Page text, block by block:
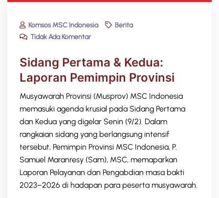
Komsos MSC Indonesia
Berita
Tidak Ada Komentar
Sidang Pertama & Kedua:
Laporan Pemimpin Provinsi​
Musyawarah Provinsi (Musprov) MSC Indonesia
memasuki agenda krusial pada Sidang Pertama
dan Kedua yang digelar Senin (9/2). Dalam
rangkaian sidang yang berlangsung intensif
tersebut, Pemimpin Provinsi MSC Indonesia, P.
Samuel Maranresy (Sam), MSC, memaparkan
Laporan Pelayanan dan Pengabdian masa bakti
2023–2026 di hadapan para peserta musyawarah.